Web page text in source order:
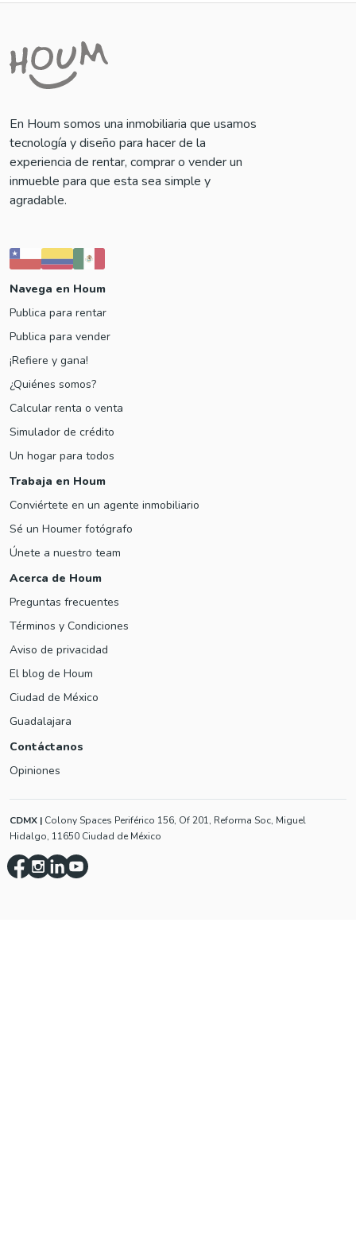
En Houm somos una inmobiliaria que usamos
tecnología y diseño para hacer de la
experiencia de rentar, comprar o vender un
inmueble para que esta sea simple y
agradable.
Navega en Houm
Publica para rentar
Publica para vender
¡Refiere y gana!
¿Quiénes somos?
Calcular renta o venta
Simulador de crédito
Un hogar para todos
Trabaja en Houm
Conviértete en un agente inmobiliario
Sé un Houmer fotógrafo
Únete a nuestro team
Acerca de Houm
Preguntas frecuentes
Términos y Condiciones
Aviso de privacidad
El blog de Houm
Ciudad de México
Guadalajara
Contáctanos
Opiniones
CDMX | Colony Spaces Periférico 156, Of 201, Reforma Soc, Miguel
Hidalgo, 11650 Ciudad de México